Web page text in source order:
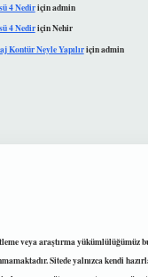
4 Nediriçinadmin
4 NediriçinNehir
Kontür Neyle Yapılıriçinadmin
veya araştırma yükümlülüğümüz
Sitede yalnızca kendi